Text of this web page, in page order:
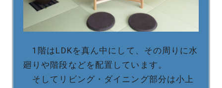
1階はLDKを真ん中にして、その周りに水
廻りや階段などを配置しています。
そしてリビング・ダイニング部分は小上